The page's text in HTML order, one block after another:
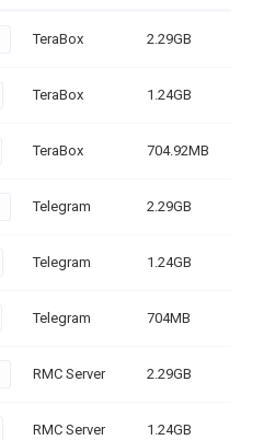
TeraBox 2.29GB
TeraBox 1.24GB
TeraBox 704.92MB
Telegram 2.29GB
Telegram 1.24GB
Telegram 704MB
RMC Server 2.29GB
RMC Server 1.24GB